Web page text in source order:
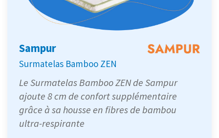
Sampur
Surmatelas Bamboo ZEN
Le Surmatelas Bamboo ZEN de Sampur
ajoute 8 cm de confort supplémentaire
grâce à sa housse en fibres de bambou
ultra-respirante